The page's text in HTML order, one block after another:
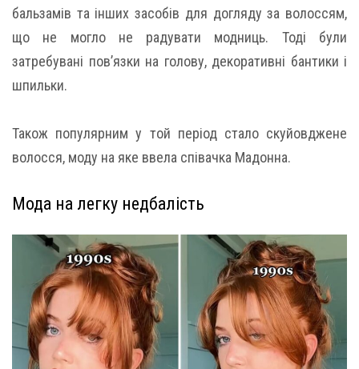
бальзамів та інших засобів для догляду за волоссям,
що не могло не радувати модниць. Тоді були
затребувані пов’язки на голову, декоративні бантики і
шпильки.
Також популярним у той період стало скуйовджене
волосся, моду на яке ввела співачка Мадонна.
Мода на легку недбалість